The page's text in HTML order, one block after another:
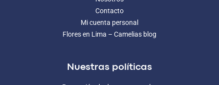
Contacto
Mi cuenta personal
Flores en Lima – Camelias blog
Nuestras políticas